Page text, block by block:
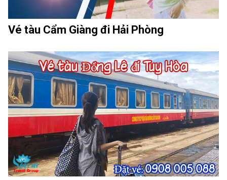
Vé tàu Cẩm Giàng đi Hải Phòng